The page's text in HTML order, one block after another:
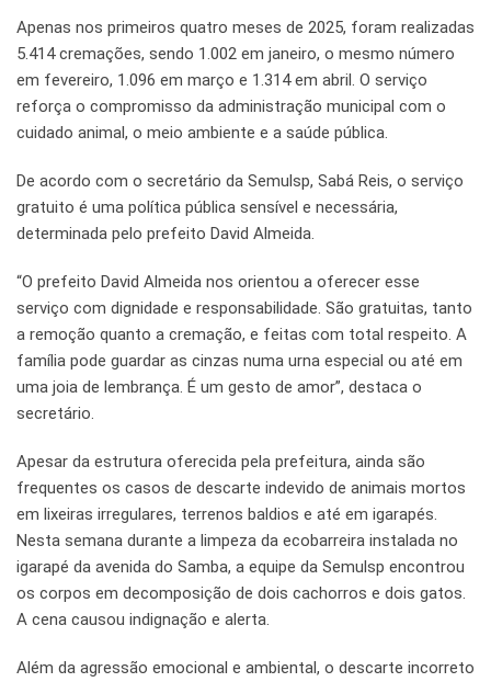
Apenas nos primeiros quatro meses de 2025, foram realizadas
5.414 cremações, sendo 1.002 em janeiro, o mesmo número
em fevereiro, 1.096 em março e 1.314 em abril. O serviço
reforça o compromisso da administração municipal com o
cuidado animal, o meio ambiente e a saúde pública.
De acordo com o secretário da Semulsp, Sabá Reis, o serviço
gratuito é uma política pública sensível e necessária,
determinada pelo prefeito David Almeida.
“O prefeito David Almeida nos orientou a oferecer esse
serviço com dignidade e responsabilidade. São gratuitas, tanto
a remoção quanto a cremação, e feitas com total respeito. A
família pode guardar as cinzas numa urna especial ou até em
uma joia de lembrança. É um gesto de amor”, destaca o
secretário.
Apesar da estrutura oferecida pela prefeitura, ainda são
frequentes os casos de descarte indevido de animais mortos
em lixeiras irregulares, terrenos baldios e até em igarapés.
Nesta semana durante a limpeza da ecobarreira instalada no
igarapé da avenida do Samba, a equipe da Semulsp encontrou
os corpos em decomposição de dois cachorros e dois gatos.
A cena causou indignação e alerta.
Além da agressão emocional e ambiental, o descarte incorreto